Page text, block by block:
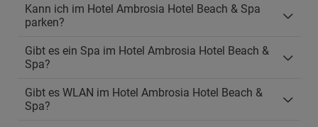
Kann ich im Hotel Ambrosia Hotel Beach & Spa
parken?
Gibt es ein Spa im Hotel Ambrosia Hotel Beach &
Spa?
Gibt es WLAN im Hotel Ambrosia Hotel Beach &
Spa?